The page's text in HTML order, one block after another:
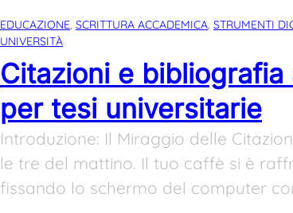
EDUCAZIONE, SCRITTURA ACCADEMICA, STRUMENTI
UNIVERSITÀ
Citazioni e bibliografia
per tesi universitarie
Introduzione: Il Miraggio delle
le tre del mattino. Il tuo caffè si è
fissando lo schermo del computer